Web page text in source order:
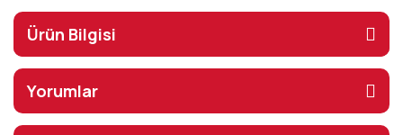
Ürün Bilgisi
Yorumlar